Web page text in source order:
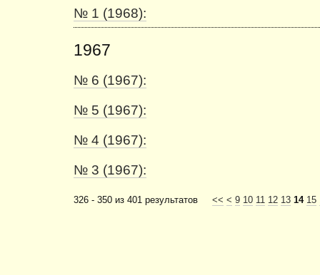
№ 1 (1968):
1967
№ 6 (1967):
№ 5 (1967):
№ 4 (1967):
№ 3 (1967):
326 - 350 из 401 результатов << < 9 10 11 12 13 14 15